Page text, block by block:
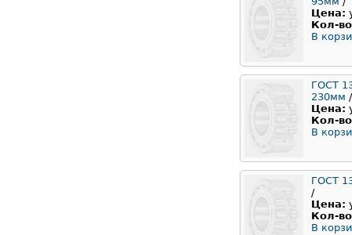
Цена:
Кол-
В
ГОСТ
230мм /
Цена:
Кол-
В
ГОСТ
/
Цена:
Кол-
В